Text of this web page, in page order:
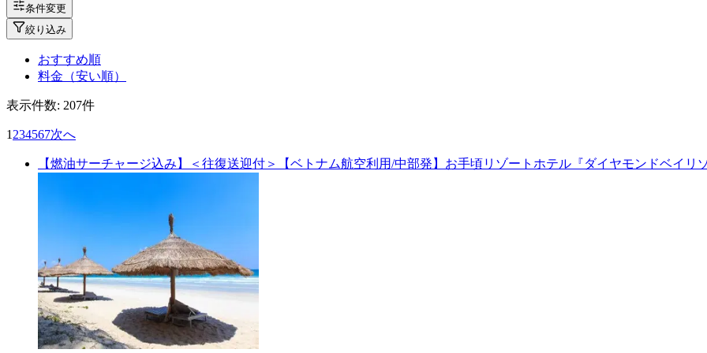
条件変更
絞り込み
おすすめ順
料金（安い順）
表示件数: 207件
1 234567次へ
【燃油サーチャージ込み】＜往復送迎付＞【ベトナム航空利用/中部発】お手頃リゾートホテル『ダイヤモンドベイリ